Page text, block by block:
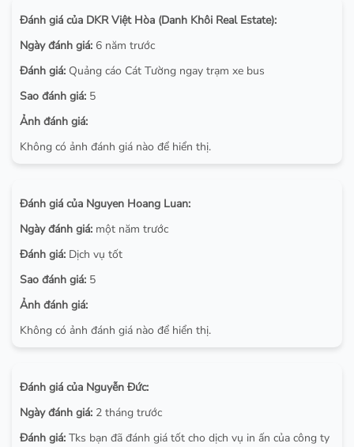
Đánh giá của DKR Việt Hòa (Danh Khôi Real Estate):
Ngày đánh giá: 6 năm trước
Đánh giá: Quảng cáo Cát Tường ngay trạm xe bus
Sao đánh giá: 5
Ảnh đánh giá:
Không có ảnh đánh giá nào để hiển thị.
Đánh giá của Nguyen Hoang Luan:
Ngày đánh giá: một năm trước
Đánh giá: Dịch vụ tốt
Sao đánh giá: 5
Ảnh đánh giá:
Không có ảnh đánh giá nào để hiển thị.
Đánh giá của Nguyễn Đức:
Ngày đánh giá: 2 tháng trước
Đánh giá: Tks bạn đã đánh giá tốt cho dịch vụ in ấn của công ty